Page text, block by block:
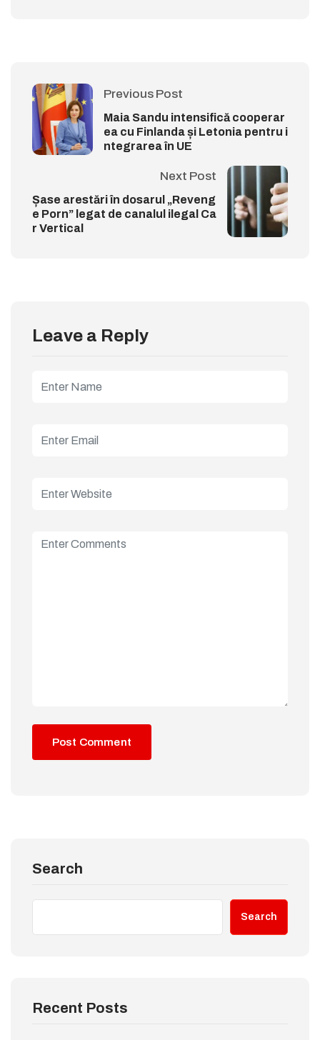
Previous Post
Maia Sandu intensifică cooperar
ea cu Finlanda și Letonia pentru i
ntegrarea în UE
Next Post
Șase arestări în dosarul „Reveng
e Porn” legat de canalul ilegal Ca
r Vertical
Leave a Reply
Search
Search
Recent Posts